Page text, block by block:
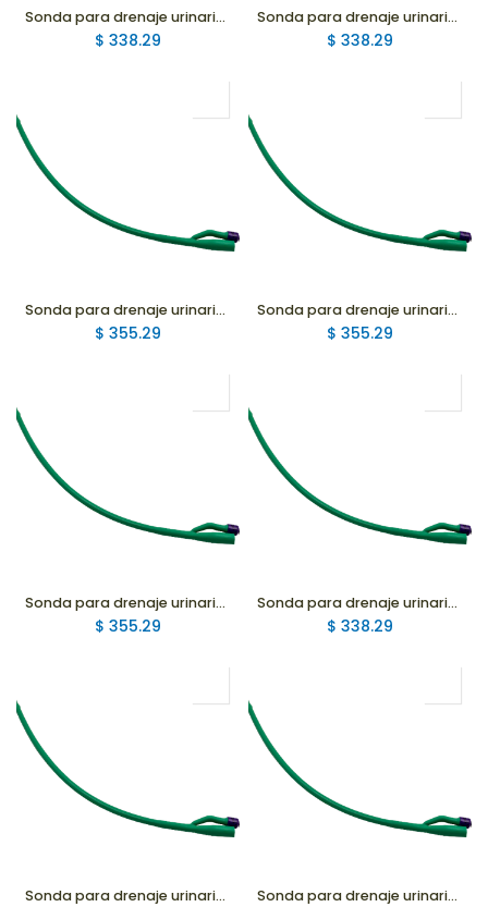
Sonda para drenaje urinario Silastic Hidrofílica 2 Vías Globo 30ml, 24Fr
$ 338.29
Sonda para drenaje urinario Silastic Hidrofílica 2 Vías Globo 30ml, 22Fr
$ 338.29
Sonda para drenaje urinario Silastic Hidrofílica 2 Vías Globo 30ml, 20Fr
$ 355.29
Sonda para drenaje urinario Silastic Hidrofílica 2 Vías Globo 30ml, 18Fr
$ 355.29
Sonda para drenaje urinario Silastic Hidrofílica 2 Vías Globo 30ml, 16Fr
$ 355.29
Sonda para drenaje urinario Silastic Hidrofílica 2 Vías Globo 5ml, 24Fr
$ 338.29
Sonda para drenaje urinario Silastic Hidrofílica 2 Vías Globo 5ml, 22Fr Sonda para drenaje urinario Silastic Hidrofílica 2 Vías Globo 5ml, 20Fr